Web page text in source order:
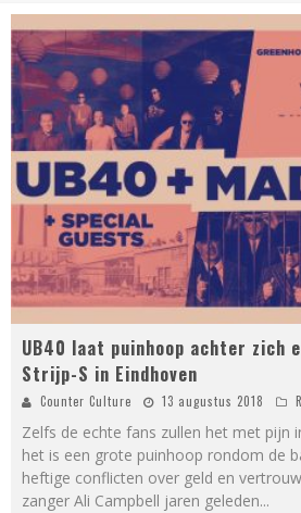
UB40 laat puinhoop achter zich
Strijp-S in Eindhoven
Counter Culture 13 augustus 2018
Zelfs de echte fans zullen het met pijn
het is een grote puinhoop rondom de
heftige conflicten over geld en
zanger Ali Campbell jaren geleden...